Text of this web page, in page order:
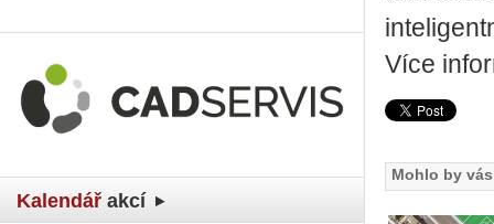
Kalendář akcí
Více
Mohlo by